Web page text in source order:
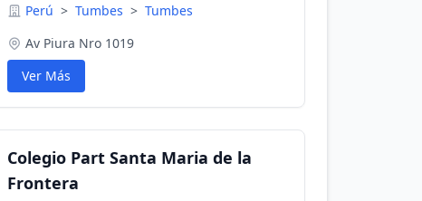
Perú > Tumbes > Tumbes
Av Piura Nro 1019
Ver Más
Colegio Part Santa Maria de la
Frontera